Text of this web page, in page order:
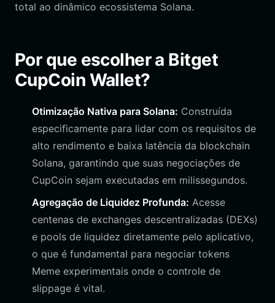
total ao dinâmico ecossistema Solana.
Por que escolher a Bitget
CupCoin Wallet?
Otimização Nativa para Solana: Construída
especificamente para lidar com os requisitos de
alto rendimento e baixa latência da blockchain
Solana, garantindo que suas negociações de
CupCoin sejam executadas em milissegundos.
Agregação de Liquidez Profunda: Acesse
centenas de exchanges descentralizadas (DEXs)
e pools de liquidez diretamente pelo aplicativo,
o que é fundamental para negociar tokens
Meme experimentais onde o controle de
slippage é vital.